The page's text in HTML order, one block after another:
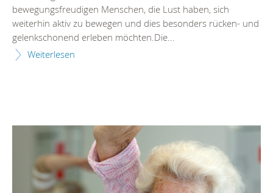
bewegungsfreudigen Menschen, die Lust haben, sich
weiterhin aktiv zu bewegen und dies besonders rücken- und
gelenkschonend erleben möchten.Die...
Weiterlesen